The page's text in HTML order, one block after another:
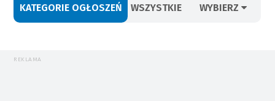
KATEGORIE OGŁOSZEŃ WSZYSTKIE WYBIERZ
REKLAMA